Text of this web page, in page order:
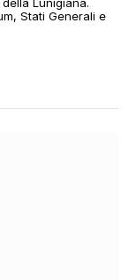
Stati Generali e